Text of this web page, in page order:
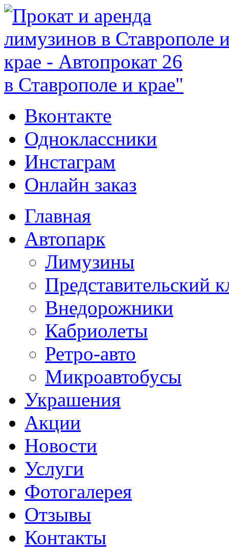
в Ставрополе и крае"
Вконтакте
Одноклассники
Инстаграм
Онлайн заказ
Главная
Автопарк
Лимузины
Представительский
Внедорожники
Кабриолеты
Ретро-авто
Микроавтобусы
Украшения
Акции
Новости
Услуги
Фотогалерея
Отзывы
­Контакты